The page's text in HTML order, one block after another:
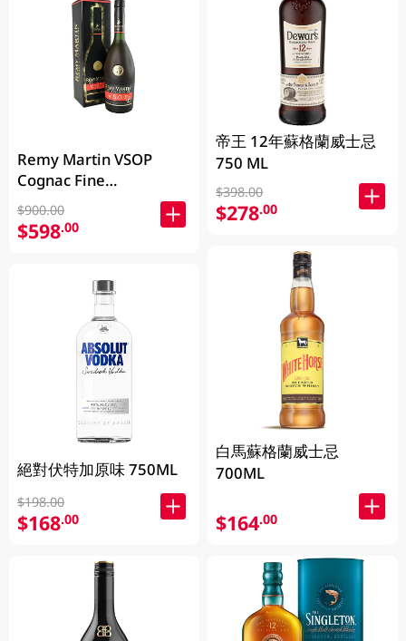
Remy Martin VSOP
Cognac Fine
Champagne 700ML
$900.00
$598.00
絕對伏特加原味 750ML
$198.00
$168.00
帝王 12年蘇格蘭威士忌
750 ML
$398.00
$278.00
白馬蘇格蘭威士忌
700ML
$164.00